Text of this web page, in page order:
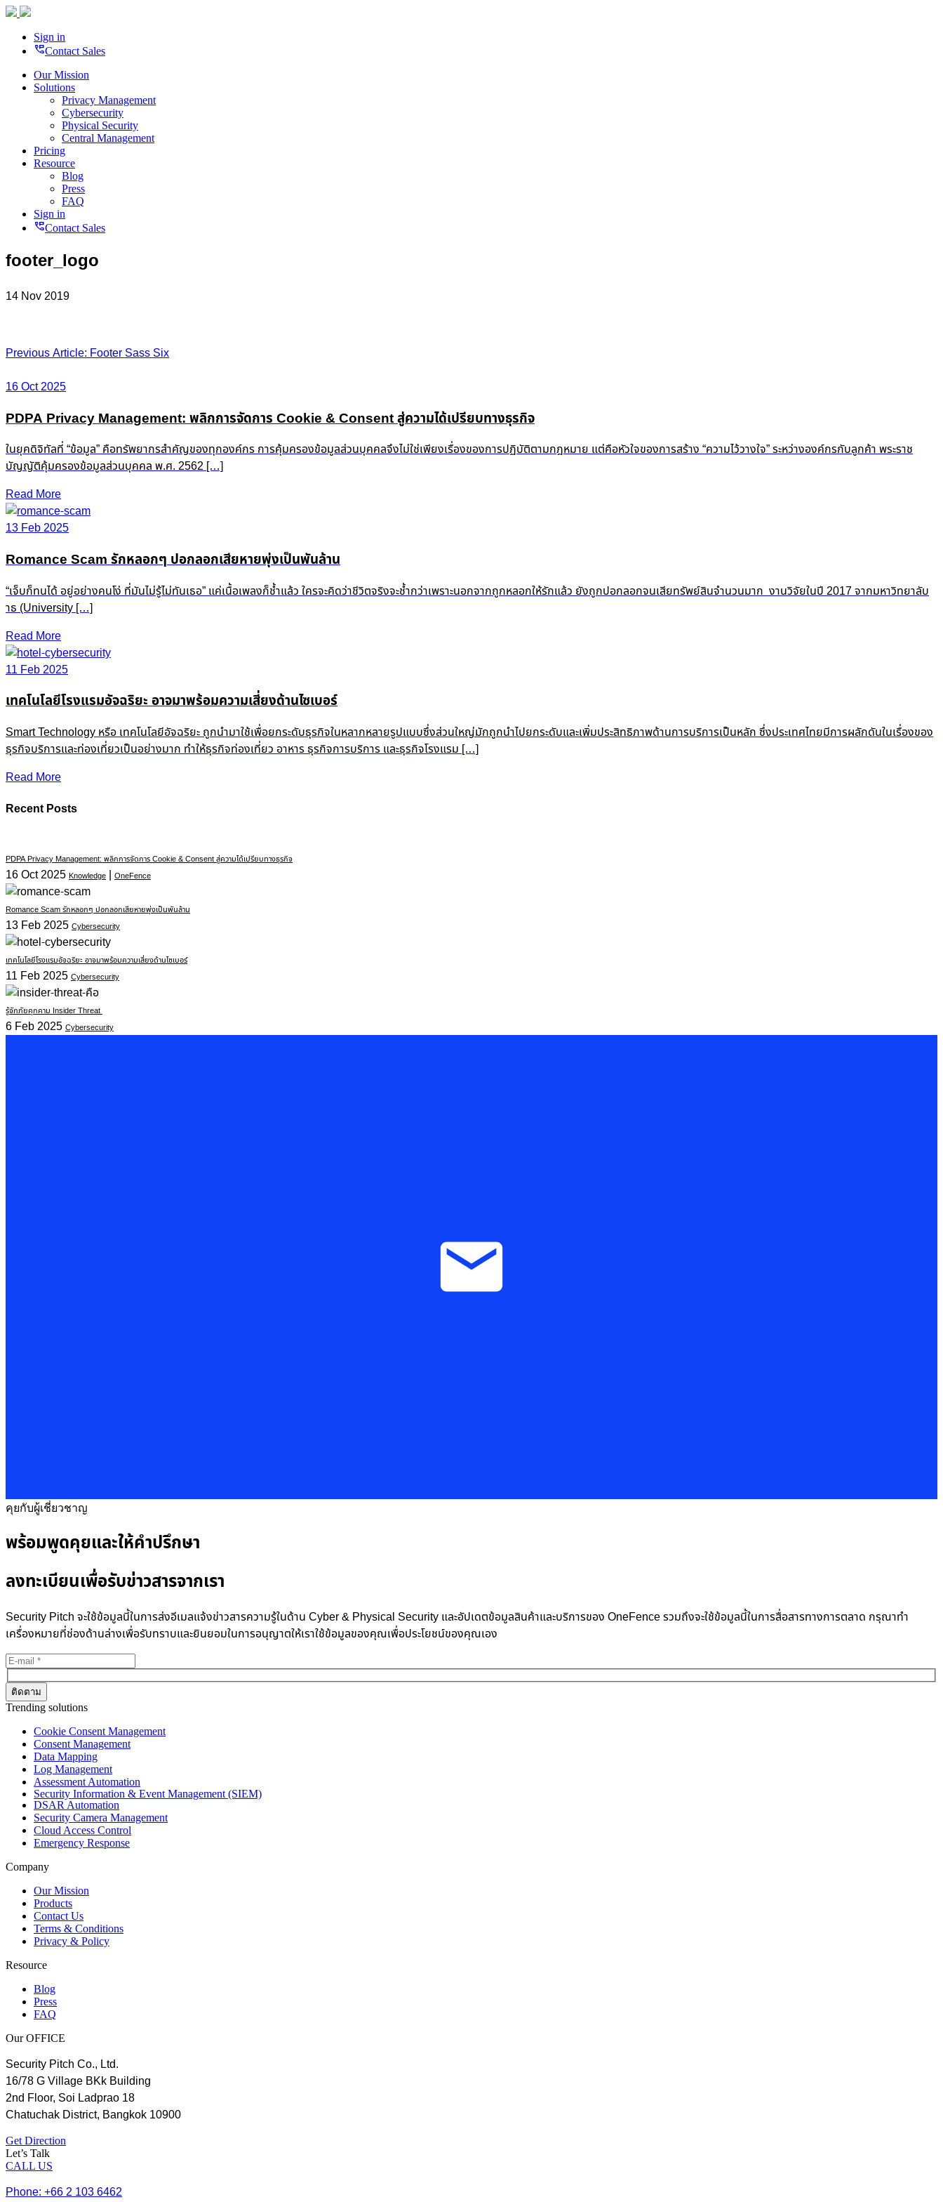
Sign in
perm_phone_msgContact Sales
Our Mission
Solutions
Privacy Management
Cybersecurity
Physical Security
Central Management
Pricing
Resource
Blog
Press
FAQ
Sign in
perm_phone_msgContact Sales
footer_logo
14 Nov 2019
Post
navigation
Previous Article: Footer Sass Six
16 Oct 2025
PDPA Privacy Management: พลิกการจัดการ Cookie & Consent สู่ความได้เปรียบทางธุรกิจ
ในยุคดิจิทัลที่ “ข้อมูล” คือทรัพยากรสำคัญของทุกองค์กร การคุ้มครองข้อมูลส่วนบุคคลจึงไม่ใช่เพียงเรื่องของการปฏิบัติตามกฎหมาย แต่คือหัวใจของการสร้าง “ความไว้วางใจ” ระหว่างองค์กรกับลูกค้า พระราช
บัญญัติคุ้มครองข้อมูลส่วนบุคคล พ.ศ. 2562 […]
Read More
13 Feb 2025
Romance Scam รักหลอกๆ ปอกลอกเสียหายพุ่งเป็นพันล้าน
“เจ็บก็ทนได้ อยู่อย่างคนโง่ ที่มันไม่รู้ไม่ทันเธอ” แค่เนื้อเพลงก็ช้ำแล้ว ใครจะคิดว่าชีวิตจริงจะช้ำกว่าเพราะนอกจากถูกหลอกให้รักแล้ว ยังถูกปอกลอกจนเสียทรัพย์สินจำนวนมาก งานวิจัยในปี 2017 จากมหาวิทยาลับ
าธ (University […]
Read More
11 Feb 2025
เทคโนโลยีโรงแรมอัจฉริยะ อาจมาพร้อมความเสี่ยงด้านไซเบอร์
Smart Technology หรือ เทคโนโลยีอัจฉริยะ ถูกนำมาใช้เพื่อยกระดับธุรกิจในหลากหลายรูปแบบซึ่งส่วนใหญ่มักถูกนำไปยกระดับและเพิ่มประสิทธิภาพด้านการบริการเป็นหลัก ซึ่งประเทศไทยมีการผลักดันในเรื่องของ
ธุรกิจบริการและท่องเที่ยวเป็นอย่างมาก ทำให้ธุรกิจท่องเที่ยว อาหาร ธุรกิจการบริการ และธุรกิจโรงแรม […]
Read More
Recent Posts
PDPA Privacy Management: พลิกการจัดการ Cookie & Consent สู่ความได้เปรียบทางธุรกิจ
16 Oct 2025 Knowledge | OneFence
Romance Scam รักหลอกๆ ปอกลอกเสียหายพุ่งเป็นพันล้าน
13 Feb 2025 Cybersecurity
เทคโนโลยีโรงแรมอัจฉริยะ อาจมาพร้อมความเสี่ยงด้านไซเบอร์
11 Feb 2025 Cybersecurity
รู้จักภัยคุกคาม Insider Threat
6 Feb 2025 Cybersecurity
คุยกับผู้เชี่ยวชาญ
พร้อมพูดคุยและให้คำปรึกษา
ลงทะเบียนเพื่อรับข่าวสารจากเรา
Security Pitch จะใช้ข้อมูลนี้ในการส่งอีเมลแจ้งข่าวสารความรู้ในด้าน Cyber & Physical Security และอัปเดตข้อมูลสินค้าและบริการของ OneFence รวมถึงจะใช้ข้อมูลนี้ในการสื่อสารทางการตลาด กรุณาทำ
เครื่องหมายที่ช่องด้านล่างเพื่อรับทราบและยินยอมในการอนุญาตให้เราใช้ข้อมูลของคุณเพื่อประโยชน์ของคุณเอง
Trending solutions
Cookie Consent Management
Consent Management
Data Mapping
Log Management
Assessment Automation
Security Information & Event Management (SIEM)
DSAR Automation
Security Camera Management
Cloud Access Control
Emergency Response
Company
Our Mission
Products
Contact Us
Terms & Conditions
Privacy & Policy
Resource
Blog
Press
FAQ
Our OFFICE
Security Pitch Co., Ltd.
16/78 G Village BKk Building
2nd Floor, Soi Ladprao 18
Chatuchak District, Bangkok 10900
Get Direction
Let’s Talk
CALL US
Phone: +66 2 103 6462